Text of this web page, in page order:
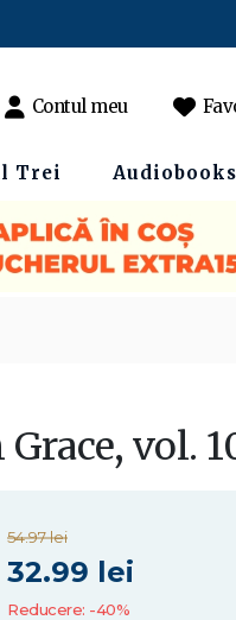
Contul meu
Trei Audiobooks
vol.
54.97 lei
32.99 lei
Reducere: -40%